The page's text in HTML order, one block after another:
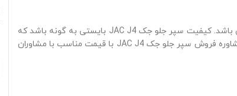
سپر جلو جک JAC J4 از قطعات بدنه خودرو می باشد. کیفیت سپر جلو جک JAC J4 بایستی به گونه باشد که
دوام و مقاومت بالایی از خود نشان دهد. برای مشاوره فروش سپر جلو جک JAC J4 با قیمت مناسب با مشاوران